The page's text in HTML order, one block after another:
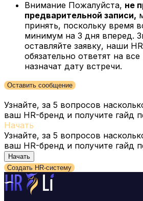
Внимание Пожалуйста, не
предварительной записи,
принять, поскольку время
минимум на 3 дня вперед.
оставляйте заявку, наши
обязательно ответят на
назначат дату встречи.
Оставить сообщение
Узнайте, за 5 вопросов
ваш HR-бренд и получите гайд
Начать
Узнайте, за 5 вопросов
ваш HR-бренд и получите гайд
Начать
Создать HR-систему